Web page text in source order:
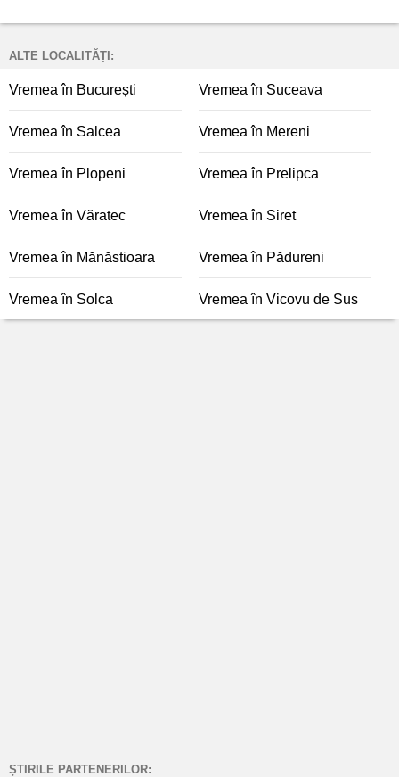
ALTE LOCALITĂȚI:
Vremea în București Vremea în Suceava
Vremea în Salcea Vremea în Mereni
Vremea în Plopeni Vremea în Prelipca
Vremea în Văratec Vremea în Siret
Vremea în Mănăstioara Vremea în Pădureni
Vremea în Solca Vremea în Vicovu de Sus
ȘTIRILE PARTENERILOR: